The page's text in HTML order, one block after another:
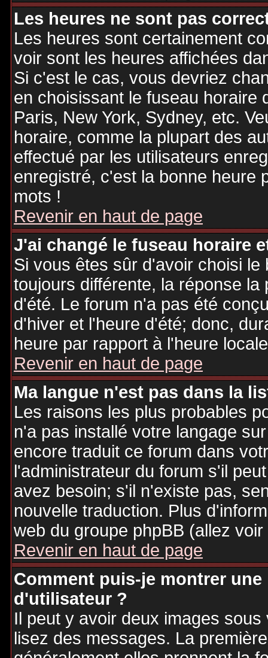
Les heures ne sont pas
Les heures sont certainement
voir sont les heures affichées
Si c'est le cas, vous devriez
en choisissant le fuseau horaire
Paris, New York, Sydney, etc.
horaire, comme la plupart des
effectué par les utilisateurs
enregistré, c'est la bonne heure
mots !
Revenir en haut de page
J'ai changé le fuseau horaire
Si vous êtes sûr d'avoir choisi
toujours différente, la réponse
d'été. Le forum n'a pas été
d'hiver et l'heure d'été; donc,
heure par rapport à l'heure
Revenir en haut de page
Ma langue n'est pas dans la
Les raisons les plus probables
n'a pas installé votre langage
encore traduit ce forum dans
l'administrateur du forum s'il
avez besoin; s'il n'existe pas,
nouvelle traduction. Plus
web du groupe phpBB (allez
Revenir en haut de page
Comment puis-je montrer
d'utilisateur ?
Il peut y avoir deux images
lisez des messages. La